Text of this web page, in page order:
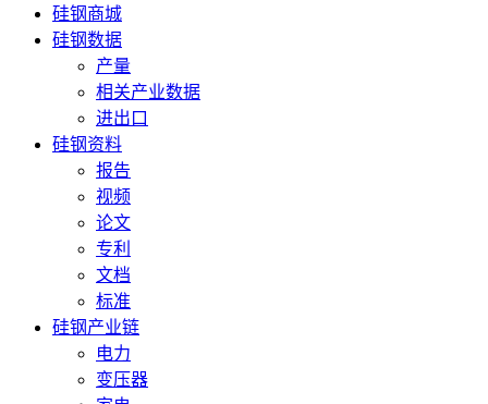
硅钢商城
硅钢数据
产量
相关产业数据
进出口
硅钢资料
报告
视频
论文
专利
文档
标准
硅钢产业链
电力
变压器